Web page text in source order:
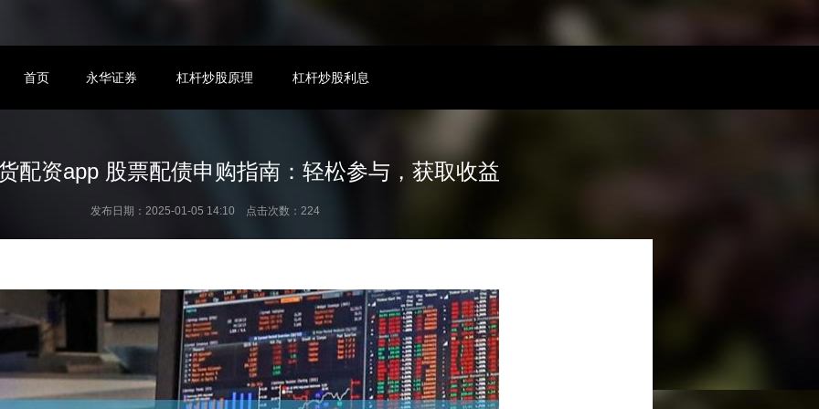
首页 永华证券 杠杆炒股原理 杠杆炒股利息
配资app 股票配债申购指南：轻松参与，获取收益
发布日期：2025-01-05 14:10 点击次数：224